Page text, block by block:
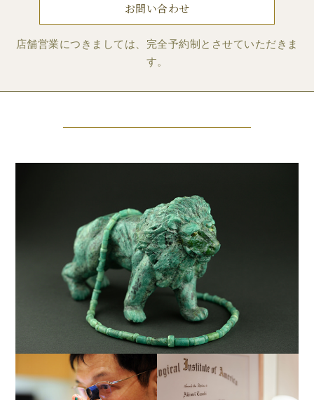
お問い合わせ
店舗営業につきましては、完全予約制とさせていただきま
す。